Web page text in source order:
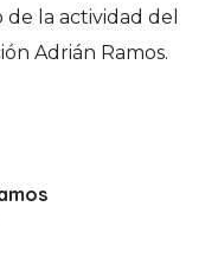
la actividad del
Adrián Ramos.